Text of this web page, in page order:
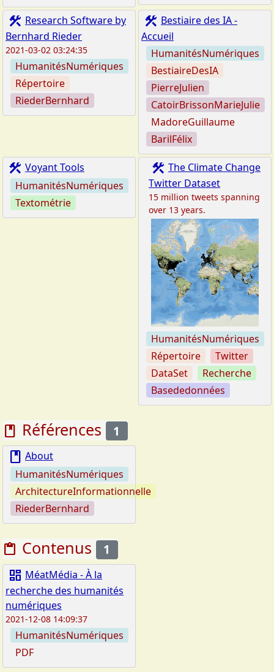
construction Research Software by
Bernhard Rieder
2021-03-02 03:24:35
HumanitésNumériques
Répertoire
RiederBernhard
construction Bestiaire des IA -
Accueil
HumanitésNumériques
BestiaireDesIA
PierreJulien
CatoirBrissonMarieJulie
MadoreGuillaume
BarilFélix
construction Voyant Tools
HumanitésNumériques
Textométrie
construction The Climate Change
Twitter Dataset
15 million tweets spanning
over 13 years.
HumanitésNumériques
Répertoire
Twitter
DataSet
Recherche
Basededonnées
book Références 1
book About
HumanitésNumériques
ArchitectureInformationnelle
RiederBernhard
content_paste Contenus 1
dashboard MéatMédia - À la
recherche des humanités
numériques
2021-12-08 14:09:37
HumanitésNumériques
PDF